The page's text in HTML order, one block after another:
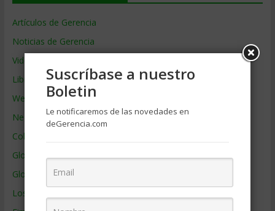
Artículos de Gerencia
Noticias de Gerencia
Videos de Gerencia
Libros de Gerencia
Webs de Gerencia
Negocios por País
Colaboradores de Gerencia
Glosario
Glosario Inglés – Español
Los mejores MBA
Suscríbase a nuestro
Boletin
Le notificaremos de las novedades en
deGerencia.com